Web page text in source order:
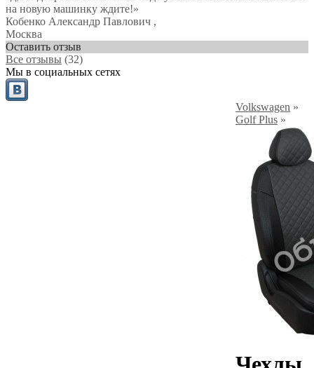
на новую машинку ждите!»
Кобенко Александр Павлович ,
Москва
Оставить отзыв
Все отзывы (32)
Мы в социальных сетях
Volkswagen »
Golf Plus »